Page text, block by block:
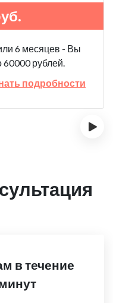
6 месяцев - Вы
60000 рублей.
подробности
›
в течение